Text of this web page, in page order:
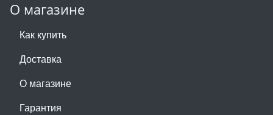
О магазине
Как купить
Доставка
О магазине
Гарантия